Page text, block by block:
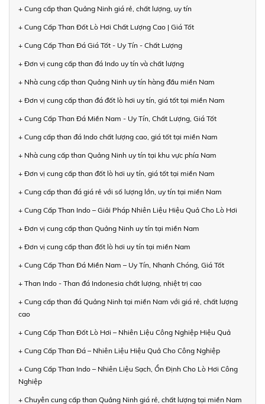
+ Cung cấp than Quảng Ninh giá rẻ, chất lượng, uy tín
+ Cung Cấp Than Đốt Lò Hơi Chất Lượng Cao | Giá Tốt
+ Cung Cấp Than Đá Giá Tốt - Uy Tín - Chất Lượng
+ Đơn vị cung cấp than đá Indo uy tín và chất lượng
+ Nhà cung cấp than Quảng Ninh uy tín hàng đầu miền Nam
+ Đơn vị cung cấp than đá đốt lò hơi uy tín, giá tốt tại miền Nam
+ Cung Cấp Than Đá Miền Nam - Uy Tín, Chất Lượng, Giá Tốt
+ Cung cấp than đá Indo chất lượng cao, giá tốt tại miền Nam
+ Nhà cung cấp than Quảng Ninh uy tín tại khu vực phía Nam
+ Đơn vị cung cấp than đốt lò hơi uy tín, giá tốt tại miền Nam
+ Cung cấp than đá giá rẻ với số lượng lớn, uy tín tại miền Nam
+ Cung Cấp Than Indo – Giải Pháp Nhiên Liệu Hiệu Quả Cho Lò Hơi
+ Đơn vị cung cấp than Quảng Ninh uy tín tại miền Nam
+ Đơn vị cung cấp than đốt lò hơi uy tín tại miền Nam
+ Cung Cấp Than Đá Miền Nam – Uy Tín, Nhanh Chóng, Giá Tốt
+ Than Indo - Than đá Indonesia chất lượng, nhiệt trị cao
+ Cung cấp than đá Quảng Ninh tại miền Nam với giá rẻ, chất lượng
cao
+ Cung Cấp Than Đốt Lò Hơi – Nhiên Liệu Công Nghiệp Hiệu Quả
+ Cung Cấp Than Đá – Nhiên Liệu Hiệu Quả Cho Công Nghiệp
+ Cung Cấp Than Indo – Nhiên Liệu Sạch, Ổn Định Cho Lò Hơi Công
Nghiệp
+ Chuyên cung cấp than Quảng Ninh giá rẻ, chất lượng tại miền Nam